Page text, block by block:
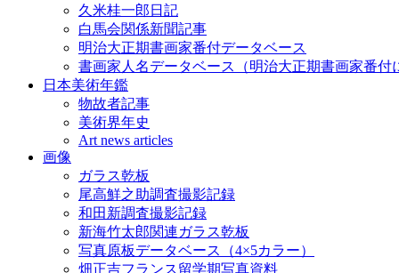
久米桂一郎日記
白馬会関係新聞記事
明治大正期書画家番付データベース
書画家人名データベース（明治大正期書画家番付
日本美術年鑑
物故者記事
美術界年史
Art news articles
画像
ガラス乾板
尾高鮮之助調査撮影記録
和田新調査撮影記録
新海竹太郎関連ガラス乾板
写真原板データベース（4×5カラー）
畑正吉フランス留学期写真資料